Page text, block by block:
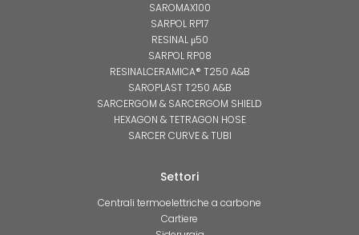
SAROMAX100
SARPOL RP17
RESINAL μ50
SARPOL RP08
RESINALCERAMICA® T250 A&B
SAROPLAST T250 A&B
SARCERGOM & SARCERGOM SHIELD
HEXAGON & TETRAGON HOSE
SARCER CURVE & TUBI
Settori
Centrali termoelettriche a carbone
Cartiere